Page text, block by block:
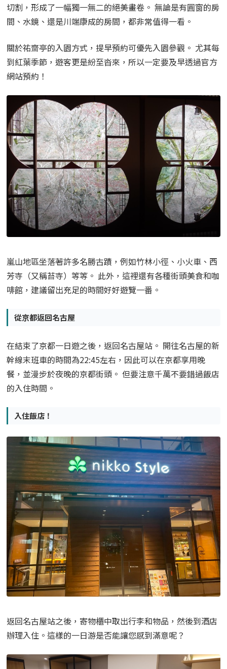
切割，形成了一幅獨一無二的絕美畫卷。 無論是有圓窗的房
間、水鏡、還是川端康成的房間，都非常值得一看。
關於祐齋亭的入園方式，提早預約可優先入園參觀。 尤其每
到紅葉季節，遊客更是紛至沓來，所以一定要及早透過官方
網站預約！
嵐山地區坐落著許多名勝古蹟，例如竹林小徑、小火車、西
芳寺（又稱苔寺）等等。 此外，這裡還有各種街頭美食和咖
啡館，建議留出充足的時間好好遊覽一番。
從京都返回名古屋
在結束了京都一日遊之後，返回名古屋站。 開往名古屋的新
幹線末班車的時間為22:45左右，因此可以在京都享用晚
餐，並漫步於夜晚的京都街頭。 但要注意千萬不要錯過飯店
的入住時間。
入住飯店！
返回名古屋站之後，寄物櫃中取出行李和物品，然後到酒店
辦理入住。這樣的一日游是否能讓您感到滿意呢？